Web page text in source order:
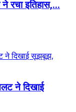
रचा इतिहास,...
ने दिखाई